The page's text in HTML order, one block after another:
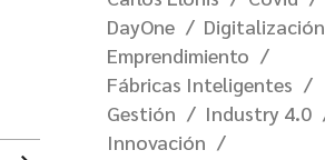
DayOne
Digitalización
Emprendimiento
Fábricas Inteligentes
Gestión
Industry 4.0
Innovación